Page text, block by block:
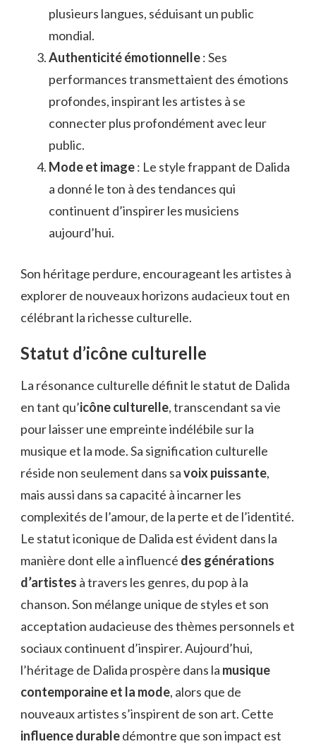
plusieurs langues, séduisant un public
mondial.
Authenticité émotionnelle: Ses
performances transmettaient des émotions
profondes, inspirant les artistes à se
connecter plus profondément avec leur
public.
Mode et image: Le style frappant de Dalida
a donné le ton à des tendances qui
continuent d’inspirer les musiciens
aujourd’hui.
Son héritage perdure, encourageant les artistes à
explorer de nouveaux horizons audacieux tout en
célébrant la richesse culturelle.
Statut d’icône culturelle
La résonance culturelle définit le statut de Dalida
en tant qu’icône culturelle, transcendant sa vie
pour laisser une empreinte indélébile sur la
musique et la mode. Sa signification culturelle
réside non seulement dans savoix puissante,
mais aussi dans sa capacité à incarner les
complexités de l’amour, de la perte et de l’identité.
Le statut iconique de Dalida est évident dans la
manière dont elle a influencé des générations
d’artistes à travers les genres, du pop à la
chanson. Son mélange unique de styles et son
acceptation audacieuse des thèmes personnels et
sociaux continuent d’inspirer. Aujourd’hui,
l’héritage de Dalida prospère dans la musique
contemporaine et la mode, alors que de
nouveaux artistes s’inspirent de son art. Cette
influence durabledémontre que son impact est